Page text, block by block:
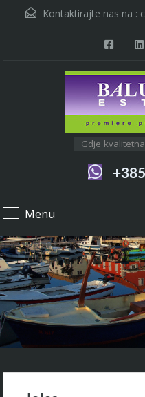
Kontaktirajte nas na :
Gdje
Menu